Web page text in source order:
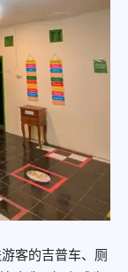
客的吉普车、厕